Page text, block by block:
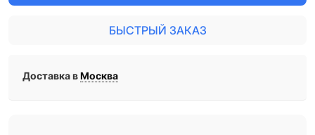
БЫСТРЫЙ ЗАКАЗ
Доставка вМосква